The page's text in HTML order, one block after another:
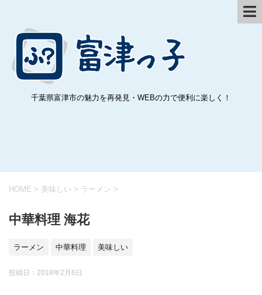
千葉県富津市の魅力を再発見・WEBの力で便利に楽しく！
HOME > 美味しい > ラーメン >
中華料理 海花
ラーメン 中華料理 美味しい
投稿日： 2018年2月6日